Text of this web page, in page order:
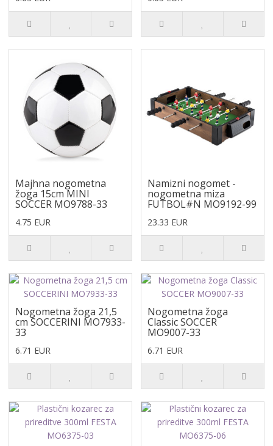
Majhna nogometna
žoga 15cm MINI
SOCCER MO9788-33
4.75 EUR
Namizni nogomet -
nogometna miza
FUTBOL#N MO9192-99
23.33 EUR
Nogometna žoga 21,5
cm SOCCERINI MO7933-
33
6.71 EUR
Nogometna žoga
Classic SOCCER
MO9007-33
6.71 EUR